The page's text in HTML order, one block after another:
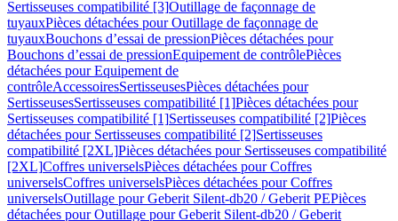
Sertisseuses compatibilité [3]Outillage de façonnage de
tuyauxPièces détachées pour Outillage de façonnage de
tuyauxBouchons d’essai de pressionPièces détachées pour
Bouchons d’essai de pressionEquipement de contrôlePièces
détachées pour Equipement de
contrôleAccessoiresSertisseusesPièces détachées pour
SertisseusesSertisseuses compatibilité [1]Pièces détachées pour
Sertisseuses compatibilité [1]Sertisseuses compatibilité [2]Pièces
détachées pour Sertisseuses compatibilité [2]Sertisseuses
compatibilité [2XL]Pièces détachées pour Sertisseuses compatibilité
[2XL]Coffres universelsPièces détachées pour Coffres
universelsCoffres universelsPièces détachées pour Coffres
universelsOutillage pour Geberit Silent-db20 / Geberit PEPièces
détachées pour Outillage pour Geberit Silent-db20 / Geberit